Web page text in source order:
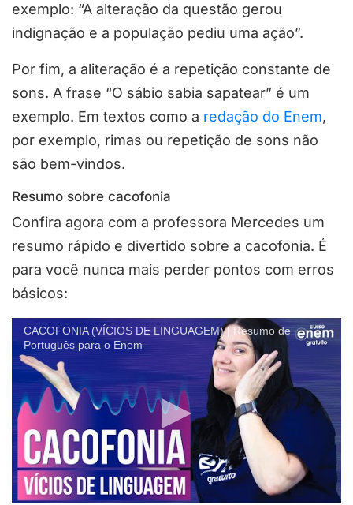
exemplo: “A alteração da questão gerou
indignação e a população pediu uma ação”.
Por fim, a aliteração é a repetição constante de
sons. A frase “O sábio sabia sapatear” é um
exemplo. Em textos como a redação do Enem,
por exemplo, rimas ou repetição de sons não
são bem-vindos.
Resumo sobre cacofonia
Confira agora com a professora Mercedes um
resumo rápido e divertido sobre a cacofonia. É
para você nunca mais perder pontos com erros
básicos:
CACOFONIA (VÍCIOS DE LINGUAGEM) | Resumo de
Português para o Enem